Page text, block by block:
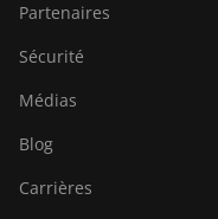
Partenaires
Sécurité
Médias
Blog
Carrières